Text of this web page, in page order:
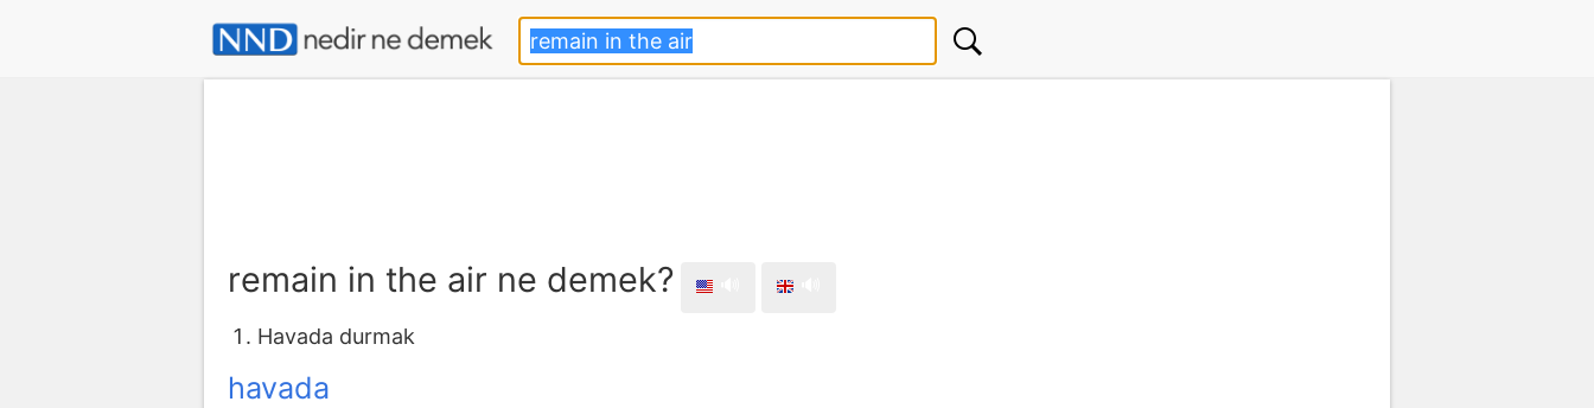
remain in the air ne demek?
Havada durmak
havada